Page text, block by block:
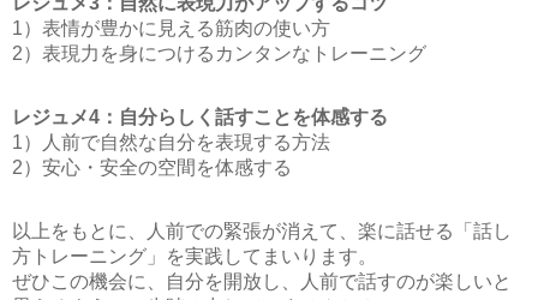
1）表情が豊かに見える筋肉の使い方
2）表現力を身につけるカンタンなトレーニング
レジュメ4：自分らしく話すことを体感する
1）人前で自然な自分を表現する方法
2）安心・安全の空間を体感する
以上をもとに、人前での緊張が消えて、楽に話せる「話し
方トレーニング」を実践してまいります。
ぜひこの機会に、自分を開放し、人前で話すのが楽しいと